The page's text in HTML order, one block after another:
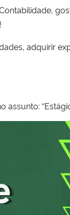
adquirir
assunto: